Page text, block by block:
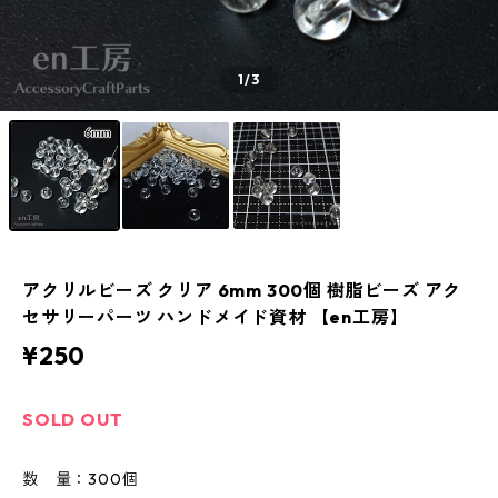
1/3
アクリルビーズ クリア 6mm 300個 樹脂ビーズ アク
セサリーパーツ ハンドメイド資材 【en工房】
¥250
SOLD OUT
数 量：300個